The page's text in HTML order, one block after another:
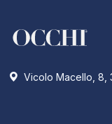
Vicolo Macello, 8,